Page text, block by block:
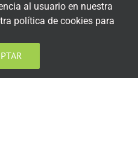
al usuario en nuestra
política de cookies para